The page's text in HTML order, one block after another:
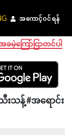
အကောင့်ဝင်ရန်
အကောင့်ဝင်ရန်
ခမဲ့ကြော်ငြာတင်ပါ
သီးသန့် #အရောင်း